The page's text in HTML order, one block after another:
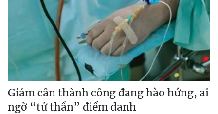
Giảm cân thành công đang hào hứng, ai
ngờ “tử thần” điểm danh